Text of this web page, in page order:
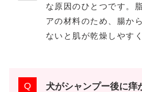
な原因のひとつです。
アの材料のため、腸か
ないと肌が乾燥しやす
犬がシャンプー後に痒